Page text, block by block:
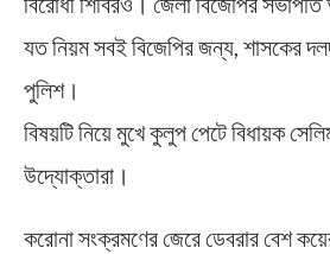
যত নিয়ম সবই বিজেপির জন্য, শাসকের
পুলিশ।
বিষয়টি নিয়ে মুখে কুলুপ পেটে বিধায়ক
উদ্যোক্তারা।
করোনা সংক্রমণের জেরে ডেবরার বেশ